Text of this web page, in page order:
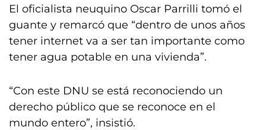
El oficialista neuquino Oscar Parrilli tomó el
guante y remarcó que “dentro de unos años
tener internet va a ser tan importante como
tener agua potable en una vivienda”.
“Con este DNU se está reconociendo un
derecho público que se reconoce en el
mundo entero”, insistió.